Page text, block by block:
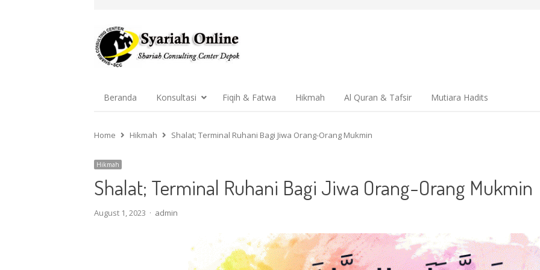
Beranda Konsultasi Fiqih & Fatwa Hikmah Al Quran & Tafsir Mutiara Hadits
Home
Hikmah Shalat; Terminal Ruhani Bagi Jiwa Orang-Orang Mukmin
Hikmah
Shalat; Terminal Ruhani Bagi Jiwa Orang-Orang Mukmin
August 1, 2023 Author
admin